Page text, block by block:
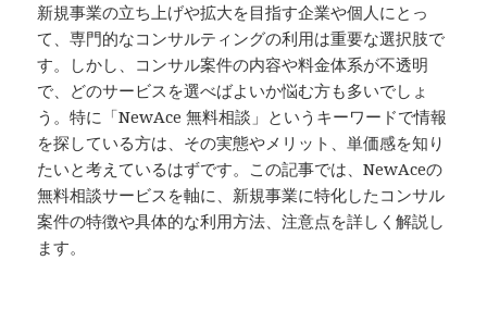
新規事業の立ち上げや拡大を目指す企業や個人にとっ
て、専門的なコンサルティングの利用は重要な選択肢で
す。しかし、コンサル案件の内容や料金体系が不透明
で、どのサービスを選べばよいか悩む方も多いでしょ
う。特に「NewAce 無料相談」というキーワードで情報
を探している方は、その実態やメリット、単価感を知り
たいと考えているはずです。この記事では、NewAceの
無料相談サービスを軸に、新規事業に特化したコンサル
案件の特徴や具体的な利用方法、注意点を詳しく解説し
ます。